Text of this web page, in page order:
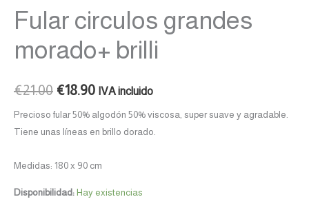
Fular circulos grandes
morado+ brilli
€21.00
era:
€21.00.
€18.90
es:
€18.90.
IVA incluido
Precioso fular 50% algodón 50% viscosa, super suave y agradable.
Tiene unas líneas en brillo dorado.
Medidas: 180 x 90 cm
Disponibilidad: Hay existencias
cantidad